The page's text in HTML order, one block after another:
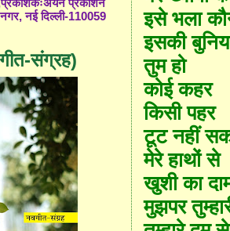
इसे भला
इसकी
तुम हो
कोई कहर
किसी पहर
टूट नहीं
मेरे हाथों से
खुशी का
मुझपर
प्रकाशन
नई दिल्ली-110059
संग्रह)